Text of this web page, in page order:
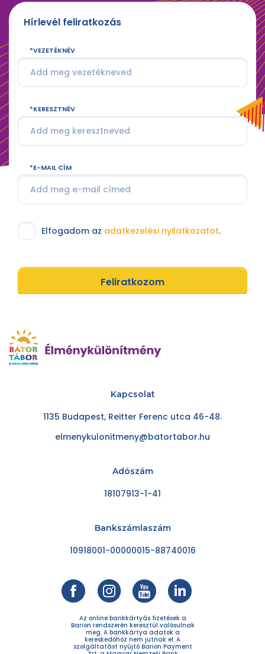
Hírlevél feliratkozás
VEZETÉKNÉV
KERESZTNÉV
E-MAIL CÍM
Elfogadom az adatkezelési nyilatkozatot.
Feliratkozom
Kapcsolat
1135 Budapest, Reitter Ferenc utca 46-48.
elmenykulonitmeny@batortabor.hu
Adószám
18107913-1-41
Bankszámlaszám
10918001-00000015-88740016
Az online bankkártyás fizetések a
Barion rendszerén keresztül valósulnak
meg. A bankkártya adatok a
kereskedőhöz nem jutnak el. A
szolgáltatást nyújtó Barion Payment